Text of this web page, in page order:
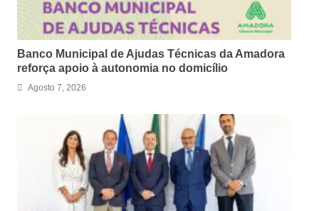
Banco Municipal de Ajudas Técnicas da Amadora
reforça apoio à autonomia no domicílio
Agosto 7, 2026